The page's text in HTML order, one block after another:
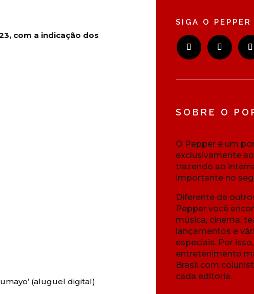
com a indicação dos
(aluguel digital)
SIGA O PEPPER
SOBRE O
O Pepper é um
exclusivamente
trazendo ao
importante no
Diferente de
Pepper você
música, cinema,
lançamentos e
especiais. Por
entretenimento
Brasil com
cada editoria.